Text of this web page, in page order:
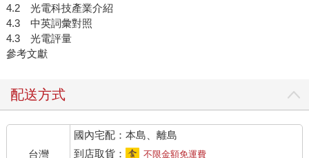
4.2 光電科技產業介紹
4.3 中英詞彙對照
4.3 光電評量
參考文獻
配送方式
台灣
國內宅配：本島、離島
到店取貨：
不限金額免運費